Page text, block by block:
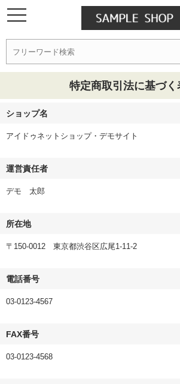
特定商取引法に基づく
ショップ名
アイドゥネットショップ・デモサイト
運営責任者
デモ 太郎
所在地
〒150-0012 東京都渋谷区広尾1-11-2
電話番号
03-0123-4567
FAX番号
03-0123-4568